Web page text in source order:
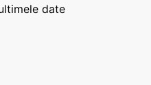
date